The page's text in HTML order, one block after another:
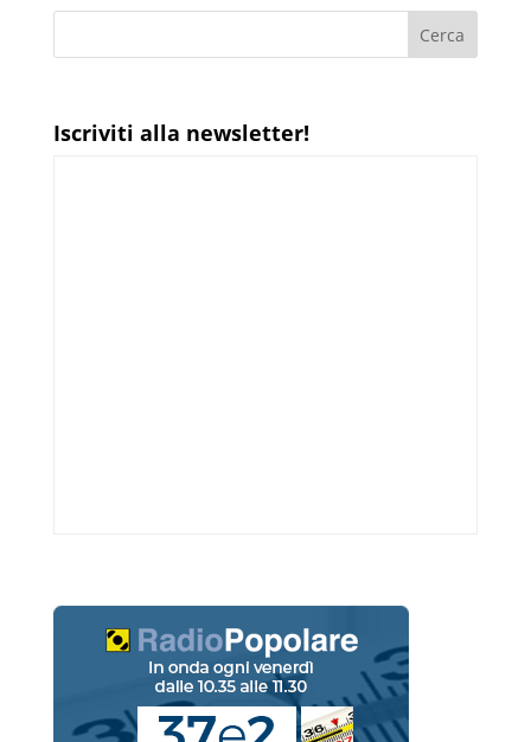
Iscriviti alla newsletter!